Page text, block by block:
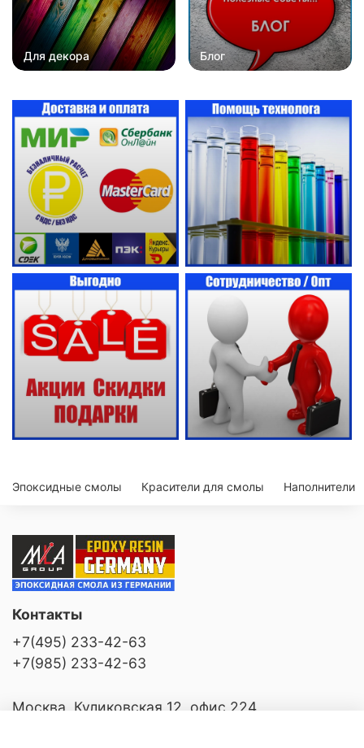
Для декора Блог
Эпоксидные смолы Красители для смолы Наполнители
Контакты
+7(495) 233-42-63
+7(985) 233-42-63
Москва, Куликовская 12, офис 224